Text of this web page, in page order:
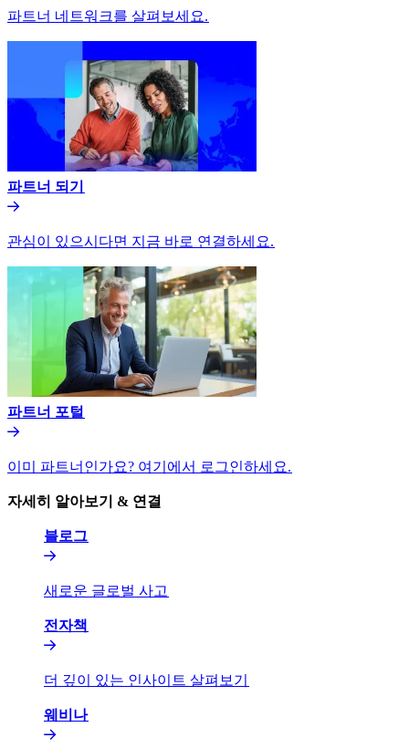
파트너 네트워크를 살펴보세요.​​
파트너 되기​​
관심이 있으시다면 지금 바로 연결하세요.​​
파트너 포털​​
이미 파트너인가요? 여기에서 로그인하세요.​​
자세히 알아보기 & 연결​​
블로그​​
새로운 글로벌 사고​​
전자책​​
더 깊이 있는 인사이트 살펴보기​​
웨비나​​